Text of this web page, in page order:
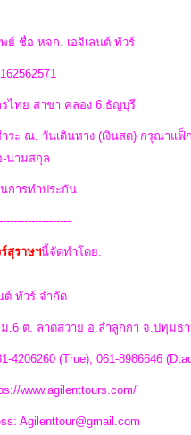
ชื่อ หจก. เอจิเลนต์ ทัวร์
ไทย สาขา คลอง 6 ธัญบุรี
ระ ณ. วันเดินทาง (เงินสด) กรุณาแฟ็
นามสกุล
การทำประกัน
สุราษฯนี้จัดทำโดย:
ต์ ทัวร์ จำกัด
ม.6 ต. ลาดสวาย อ.ลำลูกกา จ.ปทุมธ
4206260 (True), 061-8986646
www.agilenttours.com/
Agilenttour@gmail.com